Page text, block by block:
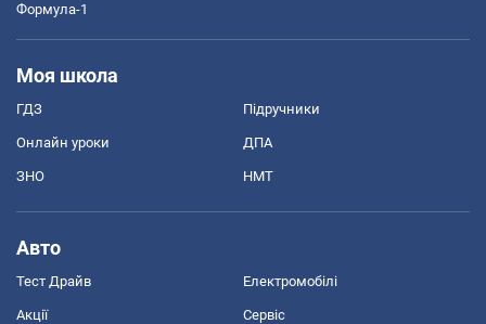
Формула-1
Моя школа
ГДЗ Підручники
Онлайн уроки ДПА
ЗНО НМТ
Авто
Тест Драйв Електромобілі
Акції Сервіс